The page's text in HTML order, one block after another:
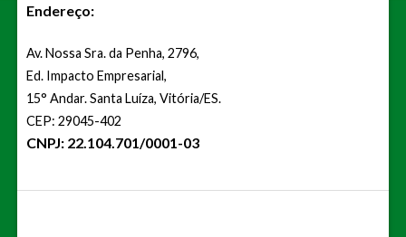
Endereço:
Av. Nossa Sra. da Penha, 2796,
Ed. Impacto Empresarial,
15° Andar. Santa Luíza, Vitória/ES.
CEP: 29045-402
CNPJ: 22.104.701/0001-03